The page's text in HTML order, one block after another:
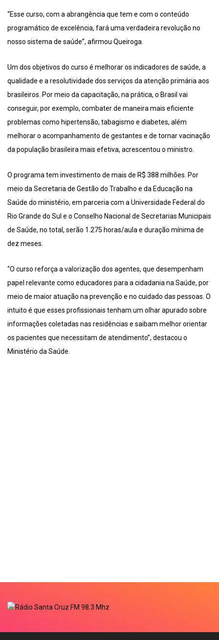
“Esse curso, com a abrangência que tem e com o conteúdo
programático de excelência, fará uma verdadeira revolução no
nosso sistema de saúde”, afirmou Queiroga.
Um dos objetivos do curso é melhorar os indicadores de saúde, a
qualidade e a resolutividade dos serviços da atenção primária aos
brasileiros. Por meio da capacitação, na prática, o Brasil vai
conseguir, por exemplo, combater de maneira mais eficiente
problemas como hipertensão, tabagismo e diabetes, além
melhorar o acompanhamento de gestantes e de tornar vacinação
da população brasileira mais efetiva, acrescentou o ministro.
O programa tem investimento de mais de R$ 388 milhões. Por
meio da Secretaria de Gestão do Trabalho e da Educação na
Saúde do ministério, em parceria com a Universidade Federal do
Rio Grande do Sul e o Conselho Nacional de Secretarias Municipais
de Saúde, no total, serão 1.275 horas/aula e duração mínima de
dez meses.
“O curso reforça a valorização dos agentes, que desempenham
papel relevante como educadores para a cidadania na Saúde, por
meio de maior atuação na prevenção e no cuidado das pessoas. O
intuito é que esses profissionais tenham um olhar apurado sobre
informações coletadas nas residências e saibam melhor orientar
os pacientes que necessitam de atendimento”, destacou o
Ministério da Saúde.